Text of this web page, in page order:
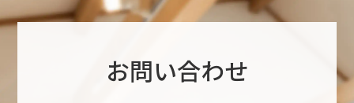
お問い合わせ